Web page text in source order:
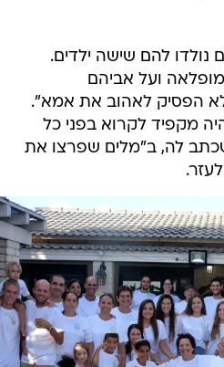
נולדו להם שישה ילדים.
מופלאה ועל אביהם
הפסיק לאהוב את אמא".
מקפיד לקרוא בפני כל
לה, ב"מלים שפרצו את